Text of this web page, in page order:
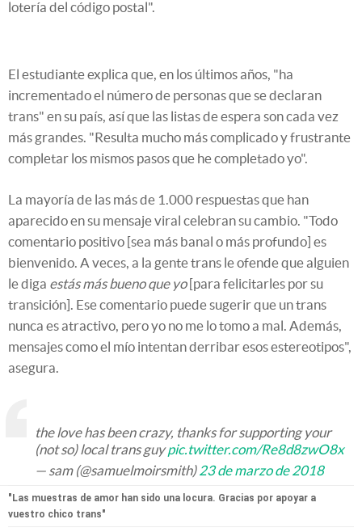
lotería del código postal".
El estudiante explica que, en los últimos años, "ha
incrementado el número de personas que se declaran
trans" en su país, así que las listas de espera son cada vez
más grandes. "Resulta mucho más complicado y frustrante
completar los mismos pasos que he completado yo".
La mayoría de las más de 1.000 respuestas que han
aparecido en su mensaje viral celebran su cambio. "Todo
comentario positivo [sea más banal o más profundo] es
bienvenido. A veces, a la gente trans le ofende que alguien
le diga estás más bueno que yo[para felicitarles por su
transición]. Ese comentario puede sugerir que un trans
nunca es atractivo, pero yo no me lo tomo a mal. Además,
mensajes como el mío intentan derribar esos estereotipos",
asegura.
the love has been crazy, thanks for supporting your
(not so) local trans guypic.twitter.com/Re8d8zwO8x
— sam (@samuelmoirsmith)23 de marzo de 2018
"Las muestras de amor han sido una locura. Gracias por apoyar a
vuestro chico trans"